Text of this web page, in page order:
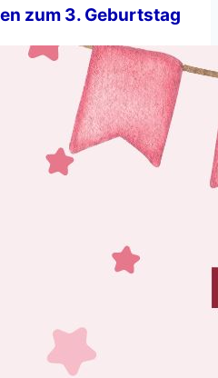
zum 3. Geburtstag